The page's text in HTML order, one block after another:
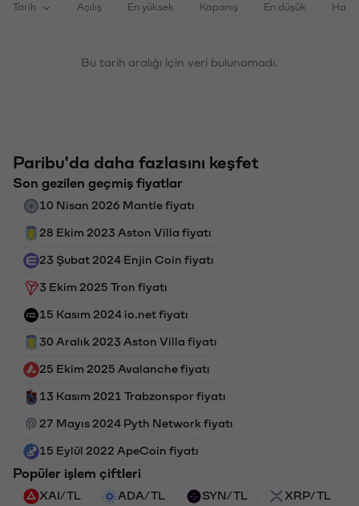
Tarih Açılış En yüksek Kapanış En düşük
Bu tarih aralığı için veri bulunamadı.
Paribu'da daha fazlasını keşfet
Son gezilen geçmiş fiyatlar
10 Nisan 2026 Mantle fiyatı
28 Ekim 2023 Aston Villa fiyatı
23 Şubat 2024 Enjin Coin fiyatı
3 Ekim 2025 Tron fiyatı
15 Kasım 2024 io.net fiyatı
30 Aralık 2023 Aston Villa fiyatı
25 Ekim 2025 Avalanche fiyatı
13 Kasım 2021 Trabzonspor fiyatı
27 Mayıs 2024 Pyth Network fiyatı
15 Eylül 2022 ApeCoin fiyatı
Popüler işlem çiftleri
XAI/TL ADA/TL SYN/TL XRP/TL